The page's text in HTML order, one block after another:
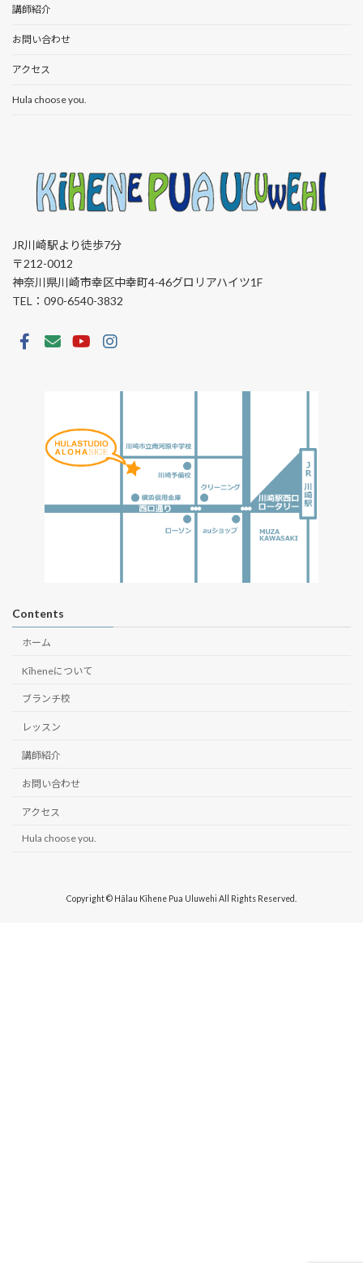
講師紹介
お問い合わせ
アクセス
Hula choose you.
JR川崎駅より徒歩7分
〒212-0012
神奈川県川崎市幸区中幸町4-46グロリアハイツ1F
TEL：090-6540-3832
Contents
ホーム
Kīheneについて
ブランチ校
レッスン
講師紹介
お問い合わせ
アクセス
Hula choose you.
Copyright © Hālau Kīhene Pua Uluwehi All Rights Reserved.